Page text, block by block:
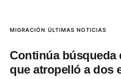
MIGRACIÓN ÚLTIMAS NOTICIAS
Continúa búsqueda
que atropelló a dos